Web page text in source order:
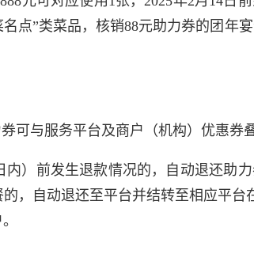
点”类菜品，核销88元助力券的团年
可与服务平台及商户（机构）优惠券
）前发生退款情况的，自动退还助
，自动退还至平台并结转至相应平台